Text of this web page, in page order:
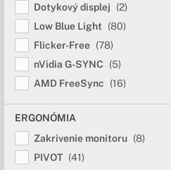
Dotykový displej
(2)
Low Blue Light
(80)
Flicker-Free (78)
nVidia G-SYNC
(5)
AMD FreeSync
(16)
ERGONÓMIA
Zakrivenie monitoru (8)
PIVOT (41)